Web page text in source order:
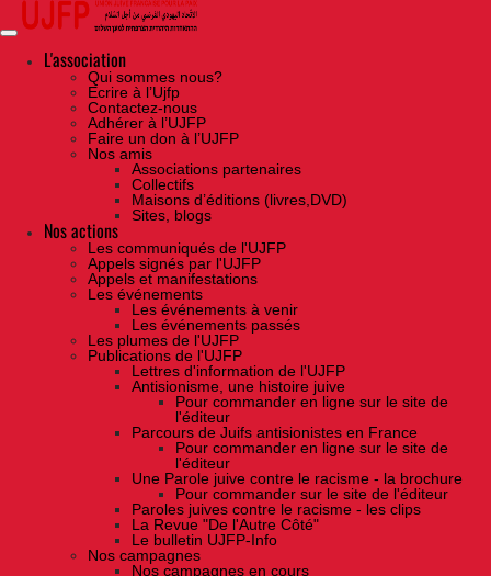
Skip
the
contentL'association
Qui sommes nous?
Ecrire à l’Ujfp
Contactez-nous
Adhérer à l’UJFP
Faire un don à l’UJFP
Nos amis
Associations partenaires
Collectifs
Maisons d’éditions (livres,DVD)
Sites, blogs
Nos actions
Les communiqués de l'UJFP
Appels signés par l'UJFP
Appels et manifestations
Les événements
Les événements à venir
Les événements passés
Les plumes de l'UJFP
Publications de l'UJFP
Lettres d'information de l'UJFP
Antisionisme, une histoire juive
Pour commander en ligne sur le site de
l'éditeur
Parcours de Juifs antisionistes en France
Pour commander en ligne sur le site de
l'éditeur
Une Parole juive contre le racisme - la brochure
Pour commander sur le site de l'éditeur
Paroles juives contre le racisme - les clips
La Revue "De l'Autre Côté"
Le bulletin UJFP-Info
Nos campagnes
Nos campagnes en cours